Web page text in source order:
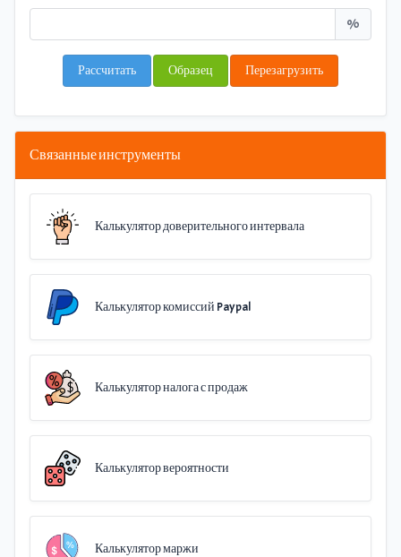
%
Рассчитать Образец Перезагрузить
Связанные инструменты
Калькулятор доверительного интервала
Калькулятор комиссий Paypal
Калькулятор налога с продаж
Калькулятор вероятности
Калькулятор маржи